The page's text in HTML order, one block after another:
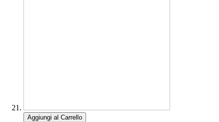
Aggiungi al Carrello